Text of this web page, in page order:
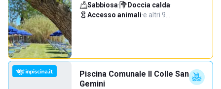
Sabbiosa· Doccia calda·
Accesso animali·e altri 9…
Piscina Comunale Il Colle San
Gemini